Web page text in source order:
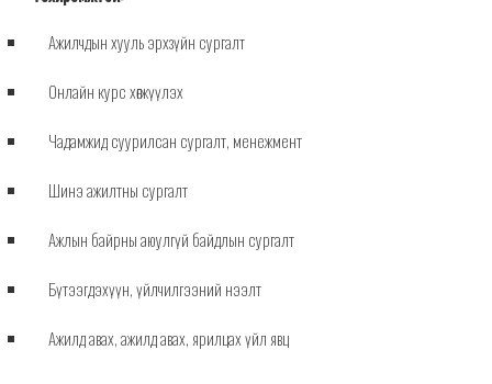
Ажилчдын хууль эрхзүйн сургалт
Онлайн курс хөгжүүлэх
Чадамжид суурилсан сургалт, менежмент
Шинэ ажилтны сургалт
Ажлын байрны аюулгүй байдлын сургалт
Бүтээгдэхүүн, үйлчилгээний нээлт
Ажилд авах, ажилд авах, ярилцах үйл явц